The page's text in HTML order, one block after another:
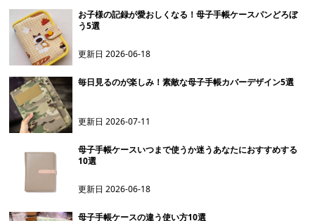
お子様の記録が愛おしくなる！母子手帳ケースパンどろぼ
う5選
更新日2026-06-18
毎日見るのが楽しみ！素敵な母子手帳カバーデザイン5選
更新日2026-07-11
母子手帳ケースいつまで使うか迷うあなたにおすすめする
10選
更新日2026-06-18
母子手帳ケースの違う使い方10選